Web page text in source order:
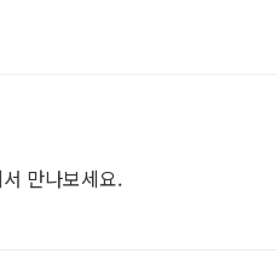
만나보세요.